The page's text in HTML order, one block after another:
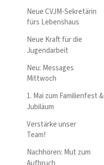
Neue CVJM-Sekretärin
fürs Lebenshaus
Neue Kraft für die
Jugendarbeit
Neu: Messages
Mittwoch
1. Mai zum Familienfest &
Jubiläum
Verstärke unser
Team!
Nachhören: Mut zum